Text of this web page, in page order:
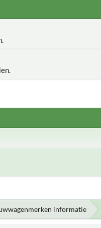
informatie